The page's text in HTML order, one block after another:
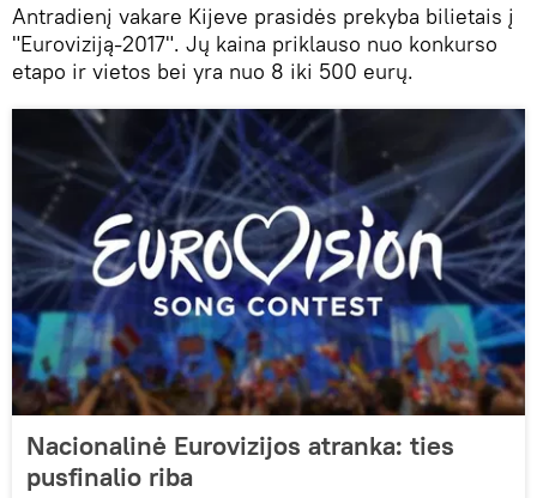
Antradienį vakare Kijeve prasidės prekyba bilietais į
"Euroviziją-2017". Jų kaina priklauso nuo konkurso
etapo ir vietos bei yra nuo 8 iki 500 eurų.
Nacionalinė Eurovizijos atranka: ties
pusfinalio riba